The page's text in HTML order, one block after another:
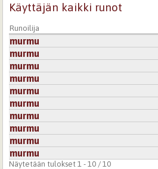
Käyttäjän kaikki runot
Runoilija
murmu
murmu
murmu
murmu
murmu
murmu
murmu
murmu
murmu
murmu
Näytetään tulokset 1 - 10 / 10